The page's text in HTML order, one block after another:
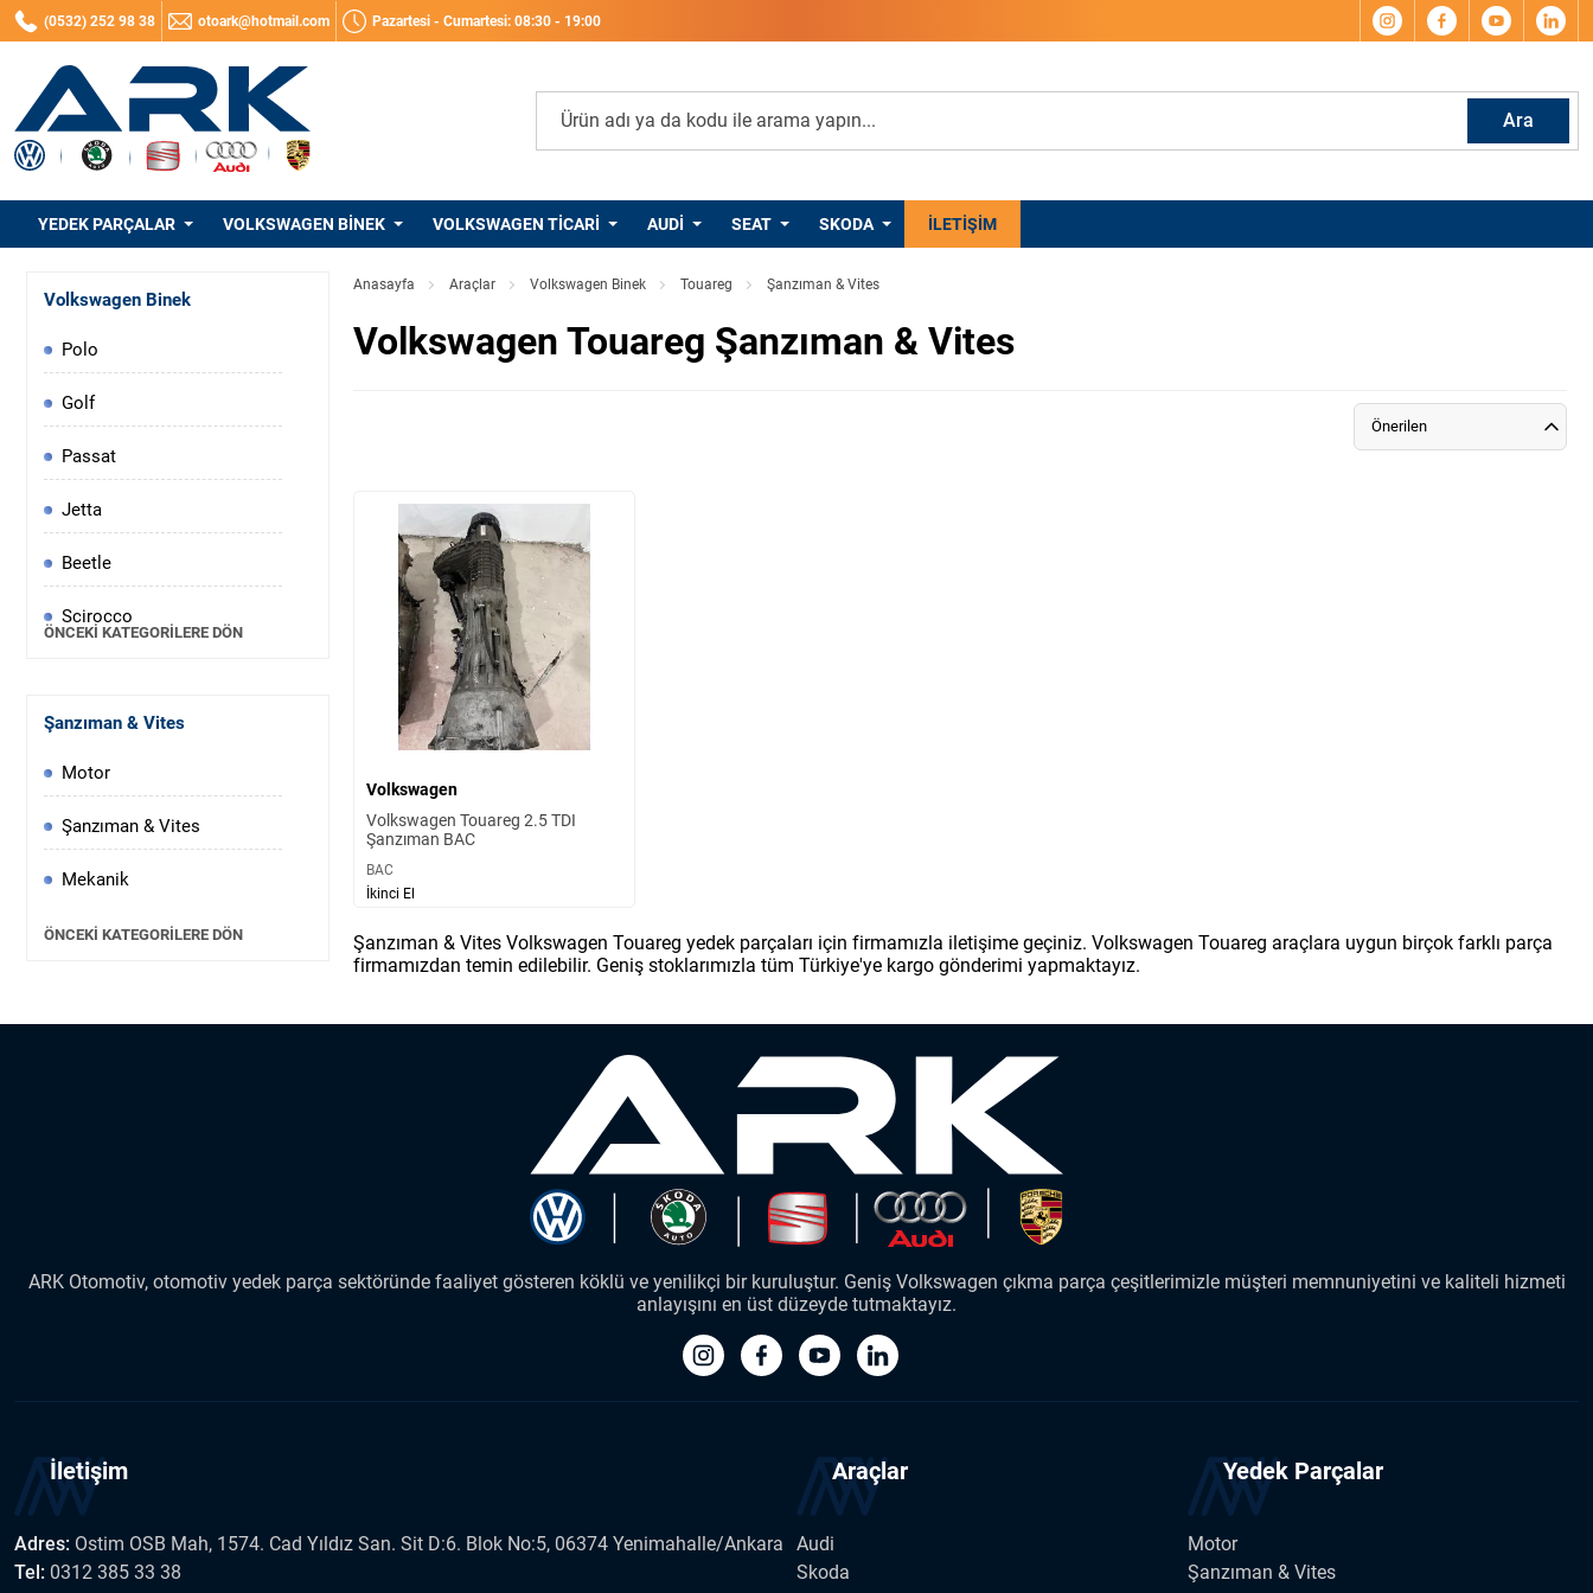
(0532) 252 98 38 otoark@hotmail.com Pazartesi - Cumartesi: 08:30 - 19:00
Ara
YEDEK PARÇALAR VOLKSWAGEN BINEK VOLKSWAGEN TICARI AUDI SEAT SKODA PORSCHE
İLETIŞIM
Volkswagen Binek
Polo
Golf
Passat
Jetta
Beetle
Scirocco
Tiguan
T-Roc
Taigo
Touareg
CC
ÖNCEKI KATEGORILERE DÖN
Şanzıman & Vites
Motor
Şanzıman & Vites
Mekanik
ÖNCEKI KATEGORILERE DÖN
Anasayfa Araçlar Volkswagen Binek Touareg Şanzıman & Vites
Volkswagen Touareg Şanzıman & Vites
Önerilen
Volkswagen
Volkswagen Touareg 2.5 TDI
Şanzıman BAC
BAC
İkinci El
Şanzıman & Vites Volkswagen Touareg yedek parçaları için firmamızla iletişime geçiniz. Volkswagen Touareg araçlara uygun birçok farklı parça
firmamızdan temin edilebilir. Geniş stoklarımızla tüm Türkiye'ye kargo gönderimi yapmaktayız.
ARK Otomotiv, otomotiv yedek parça sektöründe faaliyet gösteren köklü ve yenilikçi bir kuruluştur. Geniş Volkswagen çıkma parça çeşitlerimizle müşteri memnuniyetini ve kaliteli hizmeti
anlayışını en üst düzeyde tutmaktayız.
İletişim
Adres: Ostim OSB Mah, 1574. Cad Yıldız San. Sit D:6. Blok No:5, 06374 Yenimahalle/Ankara
Tel: 0312 385 33 38
Araçlar
Audi
Skoda
Yedek Parçalar
Motor
Şanzıman & Vites